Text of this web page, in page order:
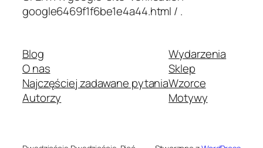
google6469f1f6be1e4a44.html / .
Blog
O nas
Najczęściej zadawane pytania
Autorzy
Wydarzenia
Sklep
Wzorce
Motywy